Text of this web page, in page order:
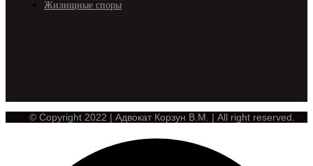
Жилищные споры
© Copyright 2022 | Адвокат Корзун В.М. | All right reserved.